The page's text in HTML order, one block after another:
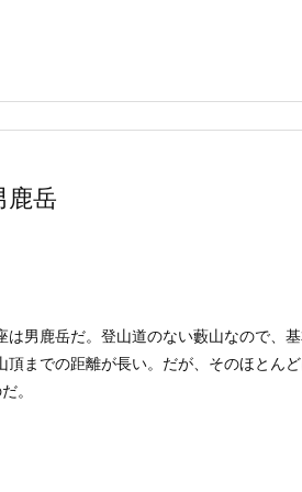
鹿岳
は男鹿岳だ。登山道のない藪山なので、
頂までの距離が長い。だが、そのほとん
。